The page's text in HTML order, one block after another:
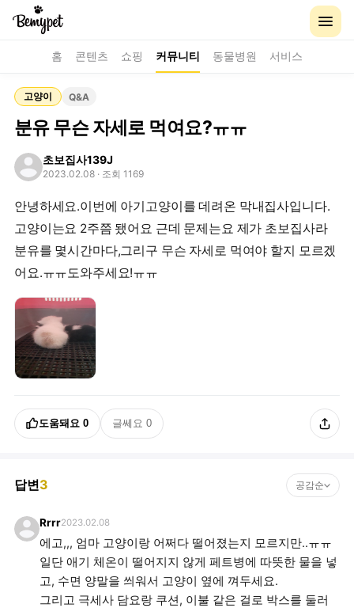
홈 콘텐츠 쇼핑 커뮤니티 동물병원 서비스
고양이 Q&A
분유 무슨 자세로 먹여요?ㅠㅠ
초보집사139J
2023.02.08 · 조회 1169
안녕하세요.이번에 아기고양이를 데려온 막내집사입니다.
고양이는요 2주쯤 됐어요 근데 문제는요 제가 초보집사라
분유를 몇시간마다,그리구 무슨 자세로 먹여야 할지 모르겠
어요.ㅠㅠ도와주세요!ㅠㅠ
도움돼요 0 글쎄요 0
답변3 공감순
Rrrr2023.02.08
에고,,, 엄마 고양이랑 어쩌다 떨어졌는지 모르지만..ㅠㅠ
일단 애기 체온이 떨어지지 않게 페트병에 따뜻한 물을 넣
고, 수면 양말을 씌워서 고양이 옆에 껴두세요.
그리고 극세사 담요랑 쿠션, 이불 같은 걸로 박스를 둘러